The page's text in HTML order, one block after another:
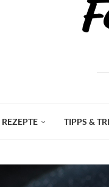
REZEPTE TIPPS &